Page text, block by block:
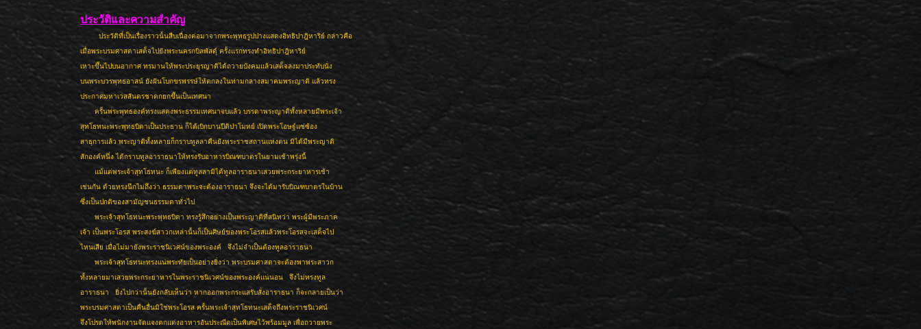
ประวัติและความสำคัญ
ประวัติที่เป็นเรื่องราวนั้นสืบเนื่องต่อมาจากพระพุทธรูปปางแสดงอิทธิปาฎิหาริย์ กล่าวคือ
เมื่อพระบรมศาสดาเสด็จไปยังพระนครกบิลพัสดุ์ ครั้งแรกทรงทำอิทธิปาฎิหาริย์
เหาะขึ้นไปบนอากาศ ทรมานให้พระประยุรญาติได้ถวายบังคมแล้วเสด็จลงมาประทับนั่ง
บนพระบวรพุทธอาสน์ ยังฝันโบกขรพรรษ์ให้ตกลงในท่ามกลางสมาคมพระญาติ แล้วทรง
ประกาศมหาเวสสันดรชาดกยกขึ้นเป็นเทศนา
ครั้นพระพุทธองค์ทรงแสดงพระธรรมเทศนาจบแล้ว บรรดาพระญาติทั้งหลายมีพระเจ้า
สุทโธทนะพระพุทธบิดาเป็นประธาน ก็ได้เบิกบานปีติปาโมทย์ เปิดพระโอษฐ์แซ่ซ้อง
สาธุการแล้ว พระญาติทั้งหลายก็กราบทูลลาคืนยังพระราชสถานแห่งตน มิได้มีพระญาติ
สักองค์หนึ่ง ได้กราบทูลอาราธนาให้ทรงรับอาหารบิณฑบาตรในยามเช้าพรุ่งนี้
แม้แต่พระเจ้าสุทโธทนะ ก็เพียงแต่ทูลลามิได้ทูลอาราธนาเสวยพระกระยาหารเช้า
เช่นกัน ด้วยทรงนึกไม่ถึงว่า ธรรมดาพระจะต้องอาราธนา จึงจะได้มารับบิณฑบาตรในบ้าน
ซึ่งเป็นปกติของสามัญชนธรรมดาทั่วไป
พระเจ้าสุทโธทนะพระพุทธบิดา ทรงรู้สึกอย่างเป็นพระญาติที่สนิทว่า พระผู้มีพระภาค
เจ้า เป็นพระโอรส พระสงฆ์สาวกเหล่านั้นก็เป็นศิษย์ของพระโอรสแล้วพระโอรสจะเสด็จไป
ไหนเสีย เมื่อไม่มายังพระราชนิเวศน์ของพระองค์ จึงไม่จำเป็นต้องทูลอาราธนา
พระเจ้าสุทโธทนะทรงแน่พระทัยเป็นอย่างยิ่งว่า พระบรมศาสดาจะต้องพาพระสาวก
ทั้งหลายมาเสวยพระกระยาหารในพระราชนิเวศน์ของพระองค์แน่นอน จึงไม่ทรงทูล
อาราธนา ยิ่งไปกว่านั้นยังกลับเห็นว่า หากออกพระกระแสรับสั่งอาราธนา ก็จะกลายเป็นว่า
พระบรมศาสดาเป็นคืนอื่นมิใช่พระโอรส ครั้นพระเจ้าสุทโธทนะเสด็จถึงพระราชนิเวศน์
จึงโปรดให้พนักงานจัดแจงตกแต่งอาหารอันประณีตเป็นพิเศษไว้พร้อมมูล เพื่อถวายพระ